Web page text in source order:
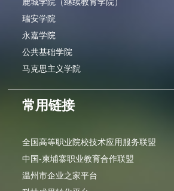
瑞安学院
永嘉学院
公共基础学院
马克思主义学院
常用链接
全国高等职业院校技术应用服务联盟
中国-柬埔寨职业教育合作联盟
温州市企业之家平台